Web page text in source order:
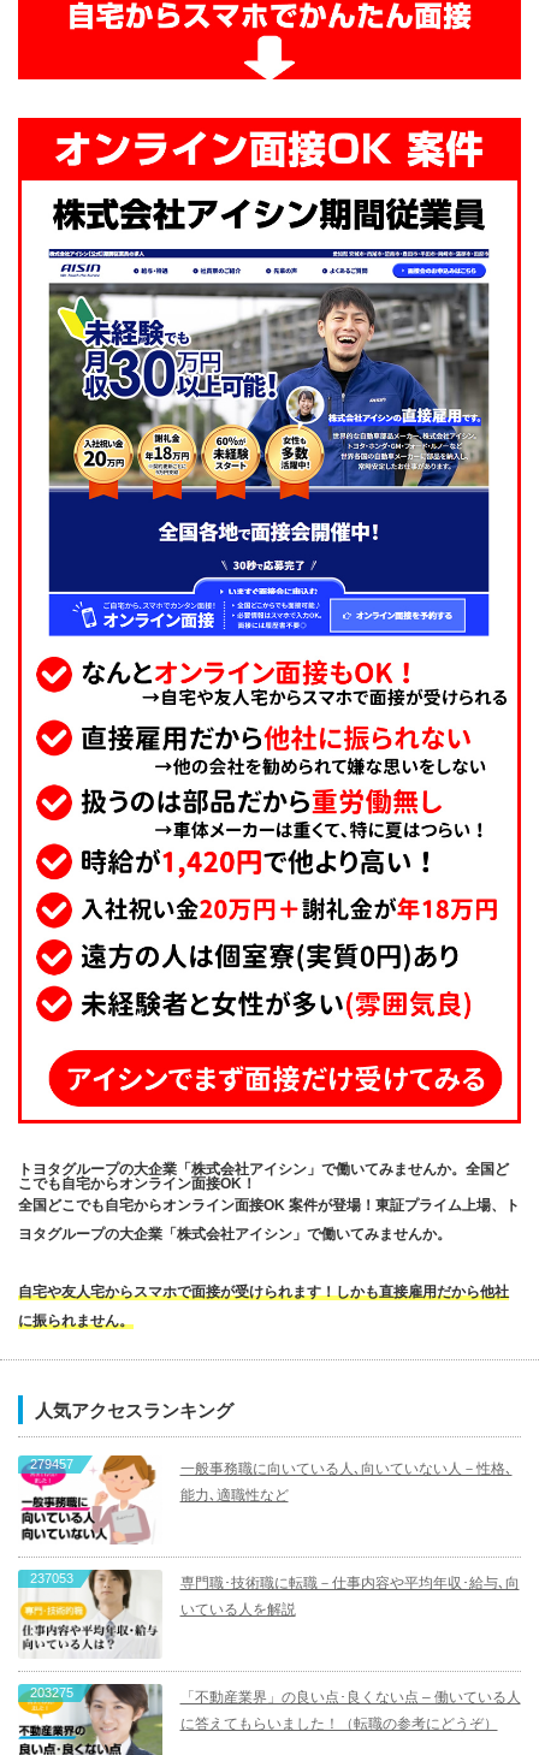
トヨタグループの大企業「株式会社アイシン」で働いてみませんか。全国ど
こでも自宅からオンライン面接OK！
全国どこでも自宅からオンライン面接OK 案件が登場！東証プライム上場、ト
ヨタグループの大企業「株式会社アイシン」で働いてみませんか。
自宅や友人宅からスマホで面接が受けられます！しかも直接雇用だから他社
に振られません。
人気アクセスランキング
279457
一般事務職に向いている人､向いていない人－性格､
能力､適職性など
237053
専門職･技術職に転職－仕事内容や平均年収･給与､向
いている人を解説
203275
「不動産業界」の良い点･良くない点 – 働いている人
に答えてもらいました！（転職の参考にどうぞ）